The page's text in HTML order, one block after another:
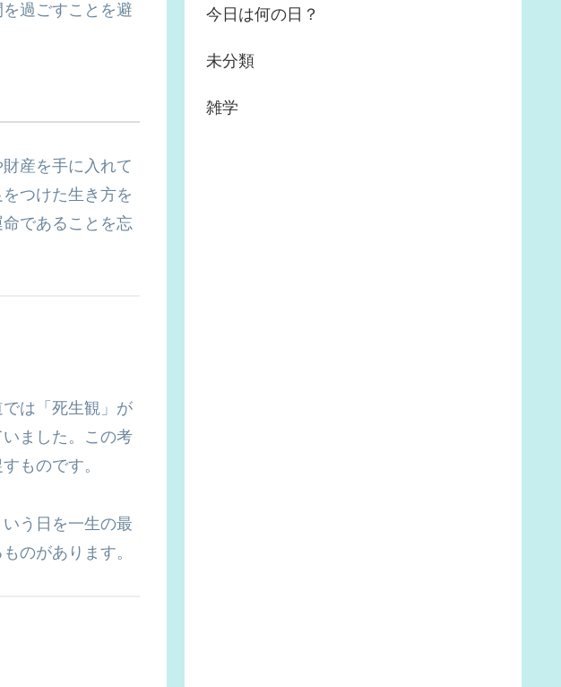
過ごすことを避
産を手に入れて
つけた生き方を
であることを忘
は「死生観」が
ました。この考
ものです。
う日を一生の最
のがあります。
今日は何の日？
未分類
雑学